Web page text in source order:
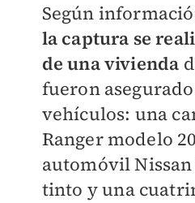
Según
la captura se
de una vivienda
fueron
vehículos: una
Ranger modelo
automóvil
tinto y una